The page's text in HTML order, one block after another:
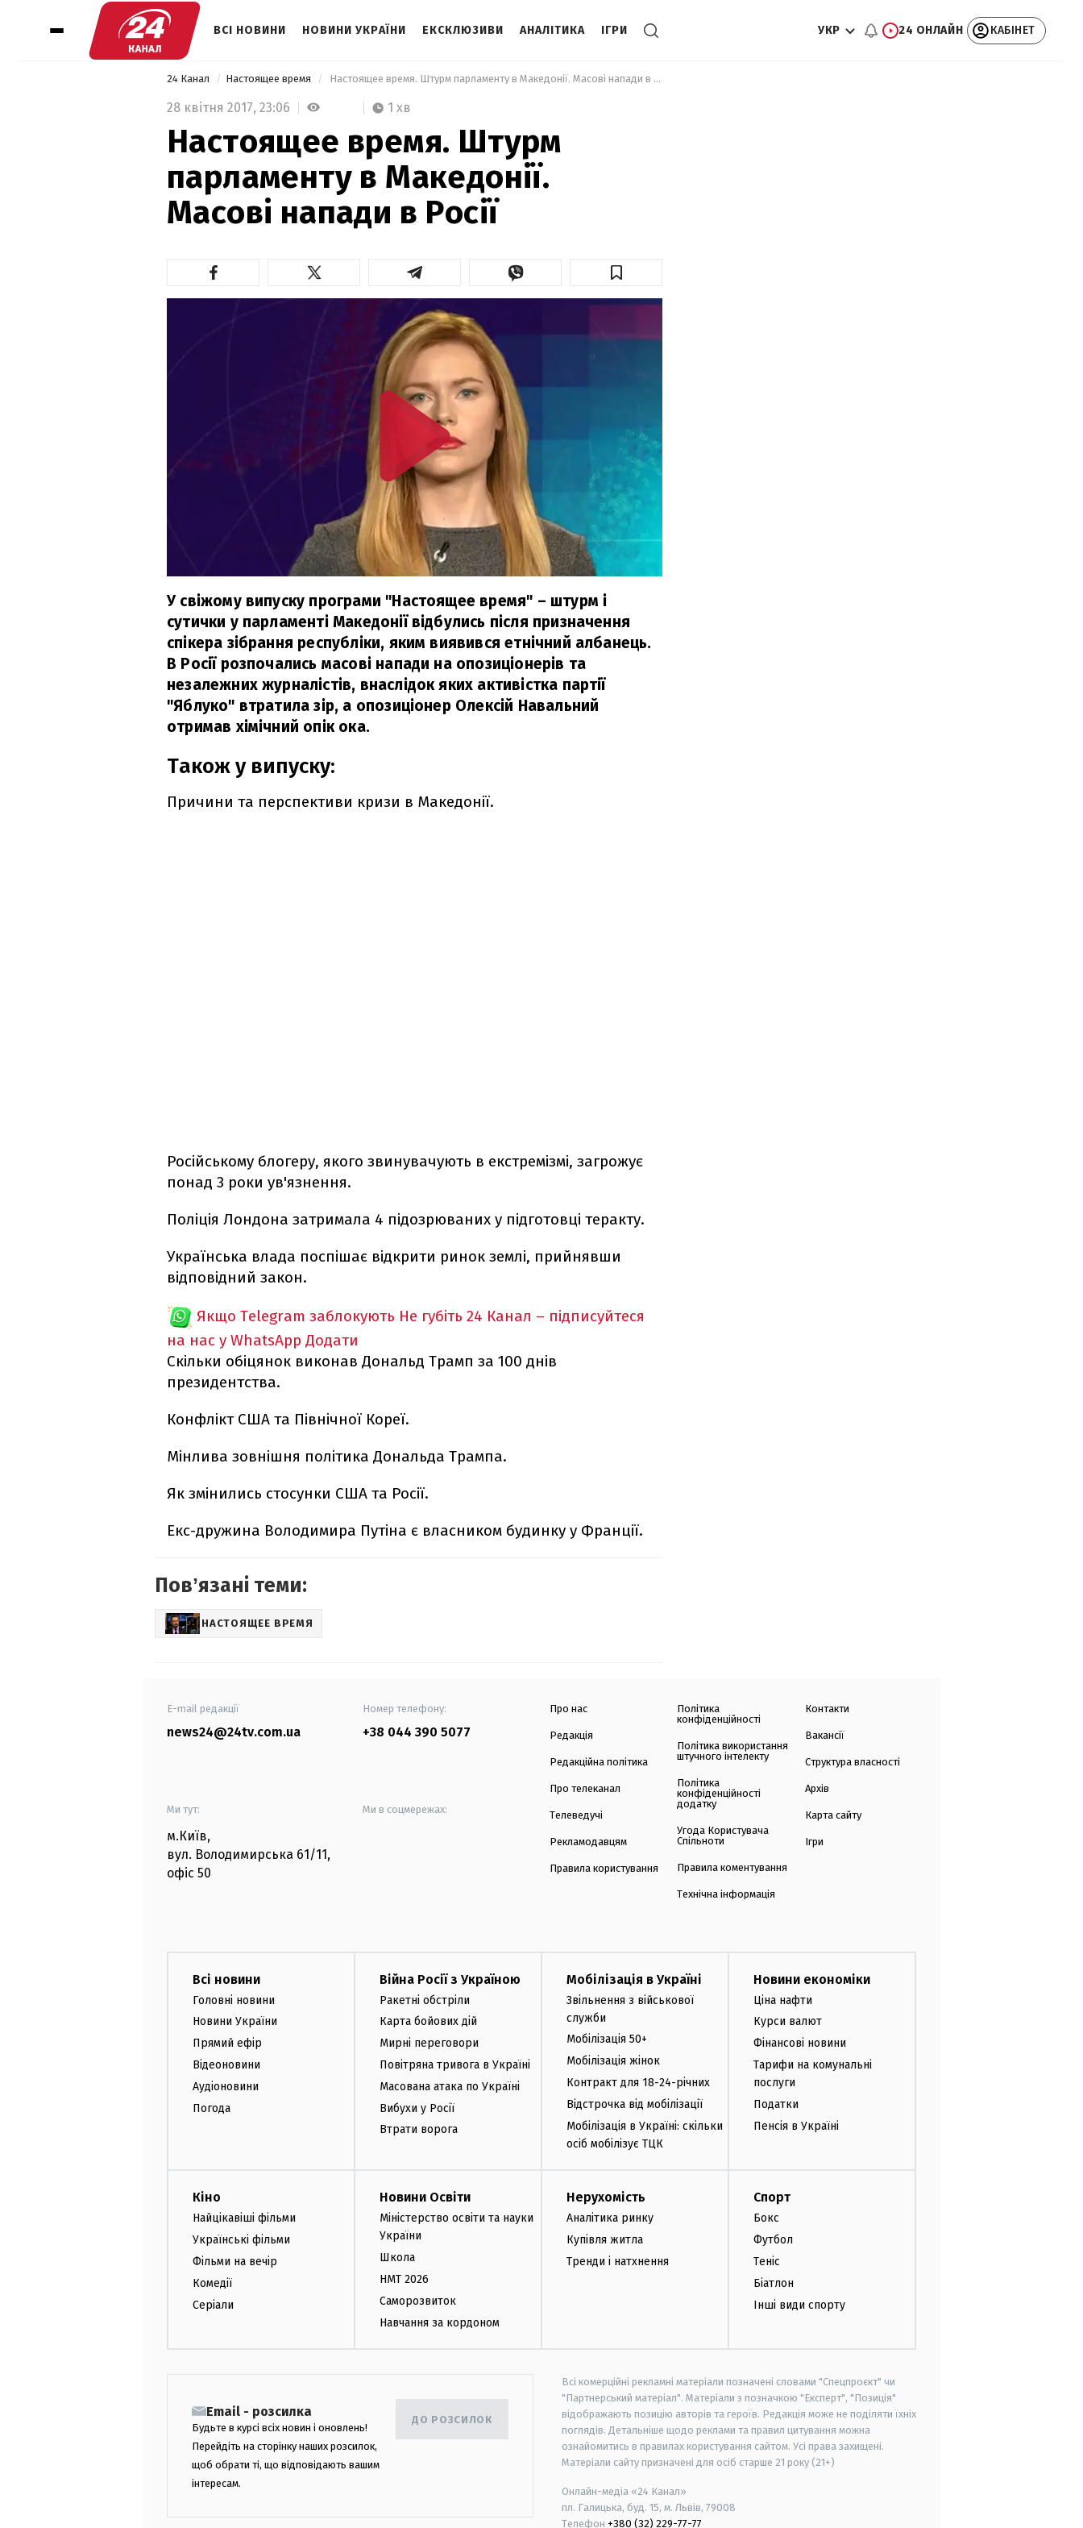
ВСІ НОВИНИ НОВИНИ УКРАЇНИ ЕКСКЛЮЗИВИ АНАЛІТИКА ІГРИ УКР 24 ОНЛАЙН КАБІНЕТ
24 Канал Настоящее время Настоящее время. Штурм парламенту в Македонії. Масові напади в Росії
28 квітня 2017, 23:06 1 хв
Настоящее время. Штурм
парламенту в Македонії.
Масові напади в Росії
У свіжому випуску програми "Настоящее время" – штурм і
сутички у парламенті Македонії відбулись після призначення
спікера зібрання республіки, яким виявився етнічний албанець.
В Росії розпочались масові напади на опозиціонерів та
незалежних журналістів, внаслідок яких активістка партії
"Яблуко" втратила зір, а опозиціонер Олексій Навальний
отримав хімічний опік ока.
Також у випуску:
Причини та перспективи кризи в Македонії.
Російському блогеру, якого звинувачують в екстремізмі, загрожує
понад 3 роки ув'язнення.
Поліція Лондона затримала 4 підозрюваних у підготовці теракту.
Українська влада поспішає відкрити ринок землі, прийнявши
відповідний закон.
Якщо Telegram заблокують Не губіть 24 Канал – підписуйтеся
на нас у WhatsApp Додати
Скільки обіцянок виконав Дональд Трамп за 100 днів
президентства.
Конфлікт США та Північної Кореї.
Мінлива зовнішня політика Дональда Трампа.
Як змінились стосунки США та Росії.
Екс-дружина Володимира Путіна є власником будинку у Франції.
Повʼязані теми:
НАСТОЯЩЕЕ ВРЕМЯ
E-mail редакції
news24@24tv.com.ua
Номер телефону:
+38 044 390 5077
Ми тут:
м.Київ,
вул. Володимирська 61/11,
офіс 50
Ми в соцмережах:
Про нас
Редакція
Редакційна політика
Про телеканал
Телеведучі
Рекламодавцям
Правила користування
Політика
конфіденційності
Політика використання
штучного інтелекту
Політика
конфіденційності
додатку
Угода Користувача
Спільноти
Правила коментування
Технічна інформація
Контакти
Вакансії
Структура власності
Архів
Карта сайту
Ігри
Всі новини
Головні новини
Новини України
Прямий ефір
Відеоновини
Аудіоновини
Погода
Війна Росії з Україною
Ракетні обстріли
Карта бойових дій
Мирні переговори
Повітряна тривога в Україні
Масована атака по Україні
Вибухи у Росії
Втрати ворога
Мобілізація в Україні
Звільнення з військової
служби
Мобілізація 50+
Мобілізація жінок
Контракт для 18-24-річних
Відстрочка від мобілізації
Мобілізація в Україні: скільки
осіб мобілізує ТЦК
Новини економіки
Ціна нафти
Курси валют
Фінансові новини
Тарифи на комунальні
послуги
Податки
Пенсія в Україні
Кіно
Найцікавіші фільми
Українські фільми
Фільми на вечір
Комедії
Серіали
Новини Освіти
Міністерство освіти та науки
України
Школа
НМТ 2026
Саморозвиток
Навчання за кордоном
Нерухомість
Аналітика ринку
Купівля житла
Тренди і натхнення
Спорт
Бокс
Футбол
Теніс
Біатлон
Інші види спорту
Email - розсилка
Будьте в курсі всіх новин і оновлень!
Перейдіть на сторінку наших розсилок,
щоб обрати ті, що відповідають вашим
інтересам.
ДО РОЗСИЛОК
Всі комерційні рекламні матеріали позначені словами "Спецпроєкт" чи
"Партнерський матеріал". Матеріали з позначкою "Експерт", "Позиція"
відображають позицію авторів та героїв. Редакція може не поділяти їхніх
поглядів. Детальніше щодо реклами та правил цитування можна
ознайомитись в правилах користування сайтом. Усі права захищені.
Матеріали сайту призначені для осіб старше 21 року (21+)
Онлайн-медіа «24 Канал»
пл. Галицька, буд. 15, м. Львів, 79008
Телефон +380 (32) 229-77-77